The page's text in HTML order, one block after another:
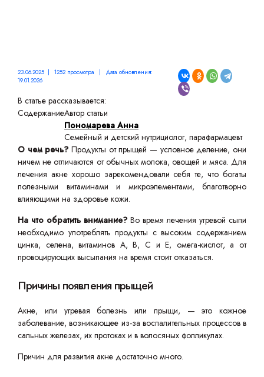
23.06.2025 | 1252 просмотра | Дата обновления:
19.01.2026
В статье рассказывается:
СодержаниеАвтор статьи
Пономарева Анна
Семейный и детский нутрициолог, парафармацевт
О чем речь? Продукты от прыщей — условное деление, они
ничем не отличаются от обычных молока, овощей и мяса. Для
лечения акне хорошо зарекомендовали себя те, что богаты
полезными витаминами и микроэлементами, благотворно
влияющими на здоровье кожи.
На что обратить внимание? Во время лечения угревой сыпи
необходимо употреблять продукты с высоким содержанием
цинка, селена, витаминов А, В, С и Е, омега-кислот, а от
провоцирующих высыпания на время стоит отказаться.
Причины появления прыщей
Акне, или угревая болезнь или прыщи, — это кожное
заболевание, возникающее из-за воспалительных процессов в
сальных железах, их протоках и в волосяных фолликулах.
Причин для развития акне достаточно много.